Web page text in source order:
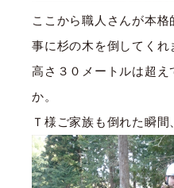
ここから職人さんが本
事に杉の木を倒してくれ
高さ３０メートルは超え
か。
Ｔ様ご家族も倒れた瞬間